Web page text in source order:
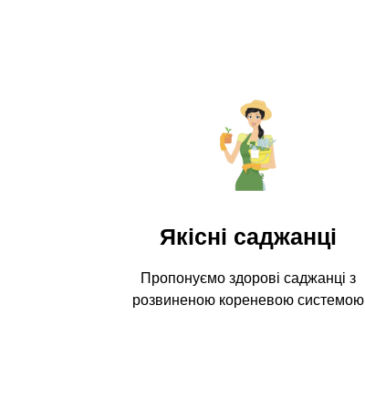
Пропонуємо здорові саджанці з
розвиненою кореневою системою
Якісні саджанці